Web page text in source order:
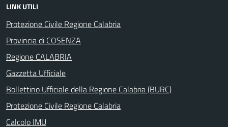
LINK UTILI
Protezione Civile Regione Calabria
Provincia di COSENZA
Regione CALABRIA
Gazzetta Ufficiale
Bollettino Ufficiale della Regione Calabria (BURC)
Protezione Civile Regione Calabria
Calcolo IMU